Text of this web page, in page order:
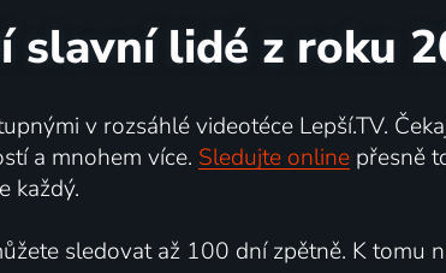
slavní lidé z roku
v rozsáhlé videotéce Lepší.TV.
a mnohem více. Sledujte onlinepřesně
každý.
sledovat až 100 dní zpětně. K tomu